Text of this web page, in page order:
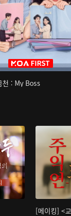
천 : My Boss
[메이킹] <